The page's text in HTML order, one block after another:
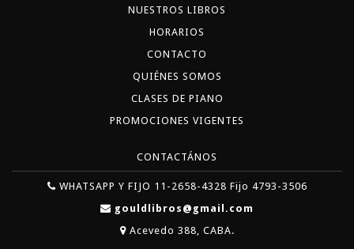
NUESTROS LIBROS
HORARIOS
CONTACTO
QUIÉNES SOMOS
CLASES DE PIANO
PROMOCIONES VIGENTES
CONTACTÁNOS
WHATSAPP Y FIJO 11-2658-4328 Fijo 4793-3506
gouldlibros@gmail.com
Acevedo 388, CABA.